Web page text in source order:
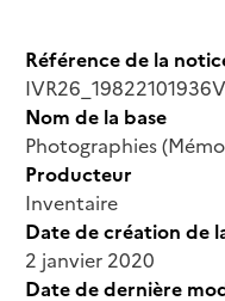
Référence de la
IVR26_19822101936V
Nom de la base
Photographies
Producteur
Inventaire
Date de création de
2 janvier 2020
Date de dernière